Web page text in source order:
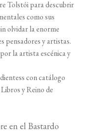
Tolstói para descubrir
como sus
olvidar la enorme
pensadores y artistas.
la artista escénica y
con catálogo
y Reino de
en el Bastardo